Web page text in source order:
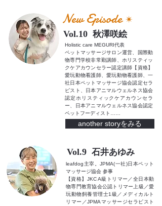
Vol.10 秋澤咲絵
New Episode ✴︎
Holistic care MEGURI代表
ペットマッサージサロン運営、国際動
物専門学校非常勤講師、ホリスティッ
クケアカウンセラー認定講師【資格】
愛玩動物看護師、愛玩動物看護師、一
社日本ペットマッサージ協会認定セラ
ピスト、日本アニマルウェルネス協会
認定ホリスティックケアカウンセラ
ー、日本アニマルウェルネス協会認定
ペットフーディスト
another storyをみる
Vol.9 石井あゆみ
leafdog主宰。JPMA(一社)日本ペット
マッサージ協会 参事
【資格】JKC A級トリマー／全日本動
物専門教育協会公認トリマー上級／愛
玩動物飼養管理士1級／メディカルト
リマー／JPMAマッサージセラピスト